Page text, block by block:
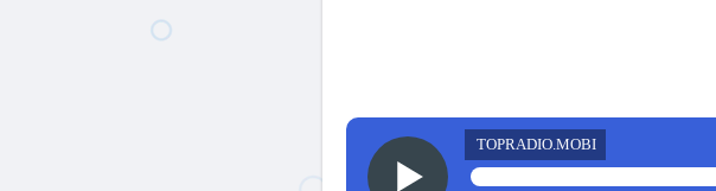
TOPRADIO.MOBI